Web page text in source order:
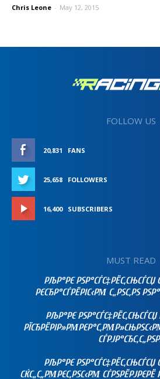
Chris Leone - May 12, 2015
FOLLOW US
20,831 FANS
25,658 FOLLOWERS
16,400 SUBSCRIBERS
MUST READ
РЉР°РЄ РЅР°СЃС‡РЁС‚СЊСЃСЏ
РЄСЂР°СЃРЁРІС‹РΜ С„РЅС‚РЅ
РЉР°РЄ
РЉР°РЄ РЅР°СЃС‡РЁС‚СЊСЃСЏ
СЌС„С„РΜРЄС‚РЅС‹РΜ СЃРЅРЁРЈРЄРЁ